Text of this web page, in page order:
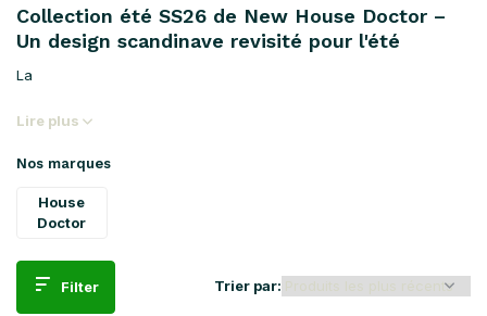
Collection été SS26 de New House Doctor –
Un design scandinave revisité pour l'été
La
Lire plus
Nos marques
House
Doctor
Filter Trier par: